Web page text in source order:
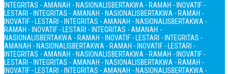
INTEGRITAS - AMANAH - NASIONALISBERTAKWA - RAMAH - INOVATIF -
LESTARI - INTEGRITAS - AMANAH - NASIONALISBERTAKWA - RAMAH -
INOVATIF - LESTARI - INTEGRITAS - AMANAH - NASIONALISBERTAKWA -
RAMAH - INOVATIF - LESTARI - INTEGRITAS - AMANAH -
NASIONALISBERTAKWA - RAMAH - INOVATIF - LESTARI - INTEGRITAS -
AMANAH - NASIONALISBERTAKWA - RAMAH - INOVATIF - LESTARI -
INTEGRITAS - AMANAH - NASIONALISBERTAKWA - RAMAH - INOVATIF -
LESTARI - INTEGRITAS - AMANAH - NASIONALISBERTAKWA - RAMAH -
INOVATIF - LESTARI - INTEGRITAS - AMANAH - NASIONALISBERTAKWA -